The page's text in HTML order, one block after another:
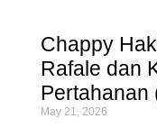
Chappy
Rafale dan
Pertahanan
May 21, 2026